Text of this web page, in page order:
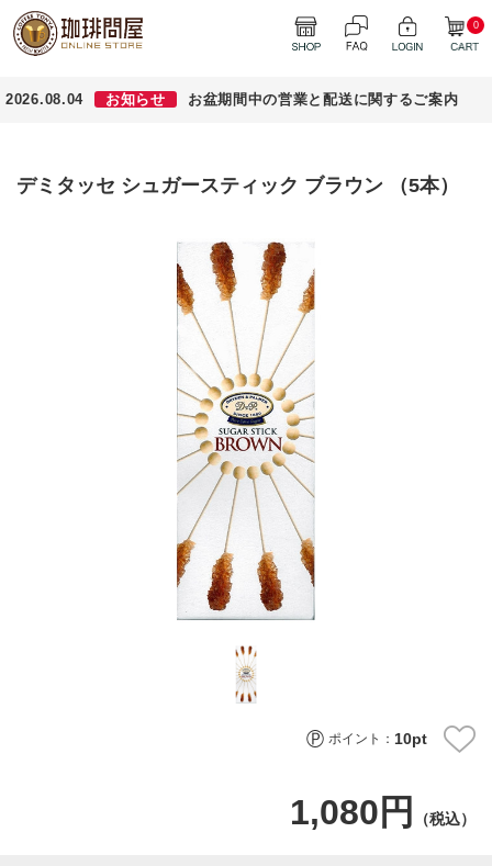
0
2026.08.04 お知らせ お盆期間中の営業と配送に関するご案内
デミタッセ シュガースティック ブラウン （5本）
ポイント： 10pt
1,080円 （税込）